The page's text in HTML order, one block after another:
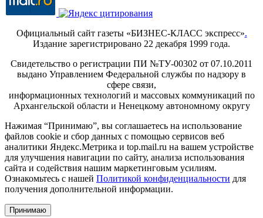
Официальный сайт газеты «БИЗНЕС-КЛАСС экспресс».
Издание зарегистрировано 22 декабря 1999 года.
Свидетельство о регистрации ПИ №ТУ-00302 от 07.10.2011
выдано Управлением Федеральной службы по надзору в
сфере связи,
информационных технологий и массовых коммуникаций по
Архангельской области и Ненецкому автономному округу
Нажимая “Принимаю”, вы соглашаетесь на использование
файлов cookie и сбор данных с помощью сервисов веб
аналитики Яндекс.Метрика и top.mail.ru на вашем устройстве
для улучшения навигации по сайту, анализа использования
сайта и содействия нашим маркетинговым усилиям.
Ознакомьтесь с нашей Политикой конфиденциальности для
получения дополнительной информации.
Принимаю